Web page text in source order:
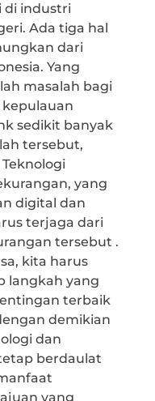
di industri
Ada tiga hal
dari
Yang
masalah bagi
kepulauan
sedikit banyak
tersebut,
yang
digital dan
terjaga dari
tersebut .
kita harus
langkah yang
terbaik
demikian
dan
berdaulat
yang